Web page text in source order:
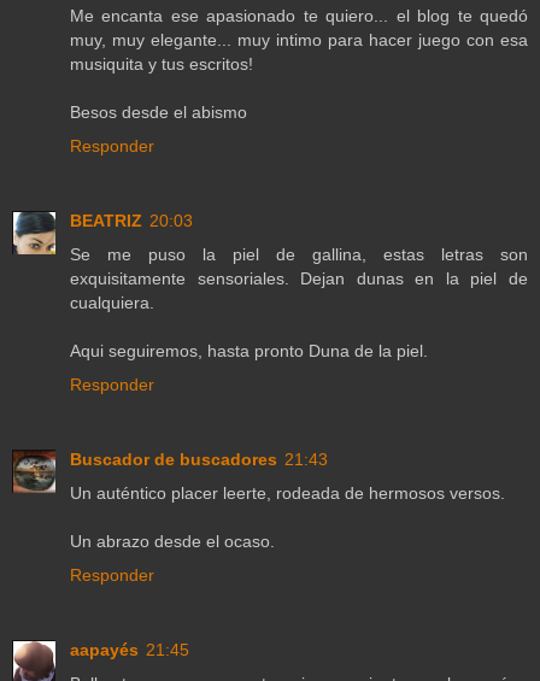
Me encanta ese apasionado te quiero... el blog te quedó
muy, muy elegante... muy intimo para hacer juego con esa
musiquita y tus escritos!
Besos desde el abismo
Responder
BEATRIZ 20:03
Se me puso la piel de gallina, estas letras son
exquisitamente sensoriales. Dejan dunas en la piel de
cualquiera.
Aqui seguiremos, hasta pronto Duna de la piel.
Responder
Buscador de buscadores 21:43
Un auténtico placer leerte, rodeada de hermosos versos.
Un abrazo desde el ocaso.
Responder
aapayés 21:45